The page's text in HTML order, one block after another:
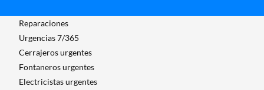
Reparaciones
Urgencias 7/365
Cerrajeros urgentes
Fontaneros urgentes
Electricistas urgentes